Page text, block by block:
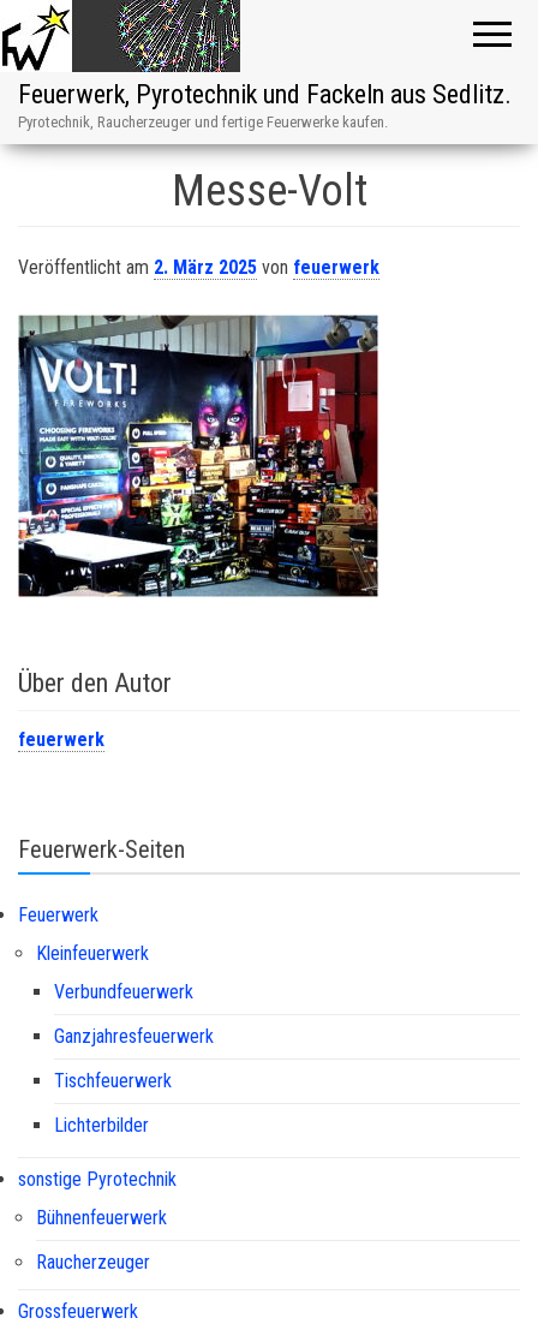
Feuerwerk, Pyrotechnik und Fackeln aus Sedlitz.
Pyrotechnik, Raucherzeuger und fertige Feuerwerke kaufen.
Messe-Volt
Veröffentlicht am 2. März 2025 von feuerwerk
Über den Autor
feuerwerk
Feuerwerk-Seiten
Feuerwerk
Kleinfeuerwerk
Verbundfeuerwerk
Ganzjahresfeuerwerk
Tischfeuerwerk
Lichterbilder
sonstige Pyrotechnik
Bühnenfeuerwerk
Raucherzeuger
Grossfeuerwerk